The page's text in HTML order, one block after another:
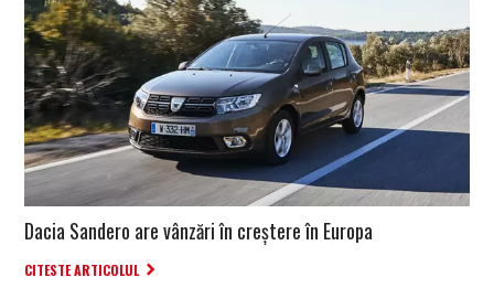
Dacia Sandero are vânzări în creștere în Europa
CITESTE ARTICOLUL